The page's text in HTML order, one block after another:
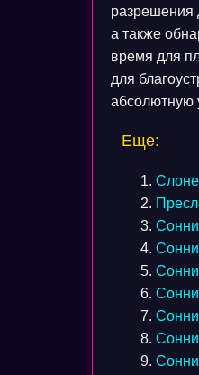
разрешения
а также
время для
для
абсолютную
Еще: